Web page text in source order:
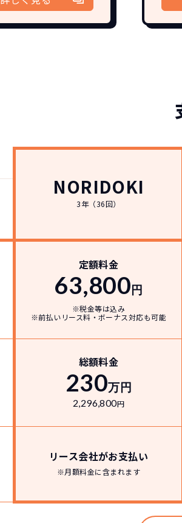
NORIDOKI
3年（36回）
定額料金
63,800円
※税金等は込み
※前払いリース料・ボーナス対応も可能
総額料金
230万円
2,296,800円
リース会社がお支払い
※月額料金に含まれます
どこよりも安